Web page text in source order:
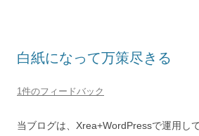
白紙になって万策尽きる
1件のフィードバック
当ブログは、Xrea+WordPressで運用し